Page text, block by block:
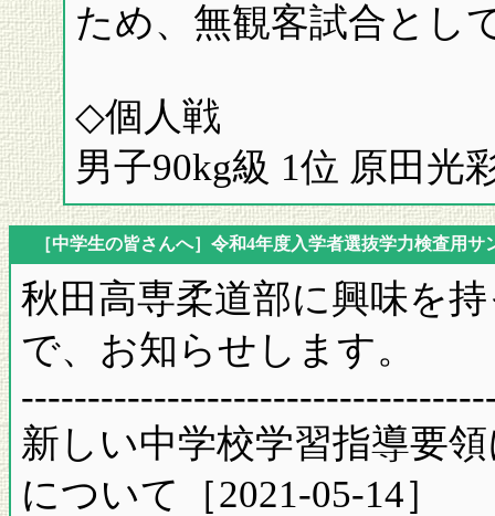
ため、無観客試合とし
◇個人戦
男子90kg級 1位 原田光
［中学生の皆さんへ］令和4年度入学者選抜学力検査用サ
秋田高専柔道部に興味を
で、お知らせします。
新しい中学校学習指導要
について［2021-05-14］